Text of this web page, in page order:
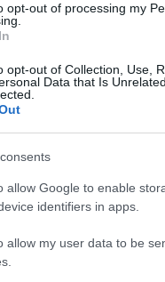
opt-out of processing my
opt-out of Collection, Use,
Data that Is
allow Google to enable
identifiers in apps.
allow my user data to be